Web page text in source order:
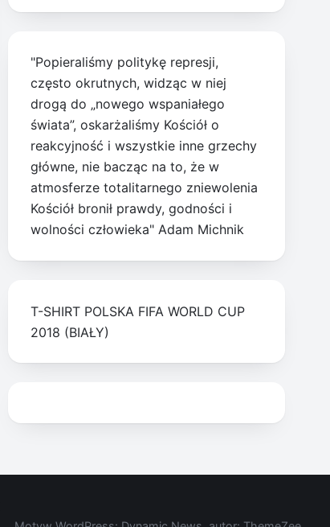
"Popieraliśmy politykę represji,
często okrutnych, widząc w niej
drogą do „nowego wspaniałego
świata”, oskarżaliśmy Kościół o
reakcyjność i wszystkie inne grzechy
główne, nie bacząc na to, że w
atmosferze totalitarnego zniewolenia
Kościół bronił prawdy, godności i
wolności człowieka" Adam Michnik
T-SHIRT POLSKA FIFA WORLD CUP
2018 (BIAŁY)